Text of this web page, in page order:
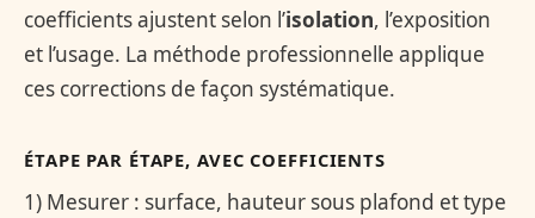
coefficients ajustent selon l’isolation, l’exposition
et l’usage. La méthode professionnelle applique
ces corrections de façon systématique.
ÉTAPE PAR ÉTAPE, AVEC COEFFICIENTS
1) Mesurer : surface, hauteur sous plafond et type